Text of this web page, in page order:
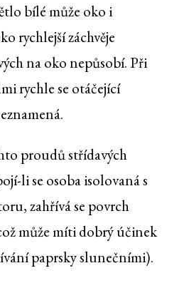
bílé může oko i
rychlejší záchvěje
na oko nepůsobí. Při
rychle se otáčející
proudů střídavých
li se osoba isolovaná s
zahřívá se povrch
může míti dobrý účinek
paprsky slunečními).